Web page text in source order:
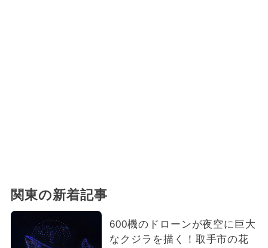
関東の新着記事
600機のドローンが夜空に巨大
なクジラを描く！取手市の花